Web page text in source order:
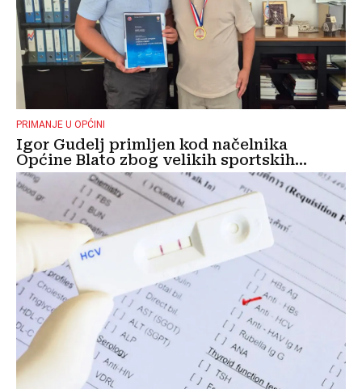
PRIMANJE U OPĆINI
Igor Gudelj primljen kod načelnika
Općine Blato zbog velikih sportskih...